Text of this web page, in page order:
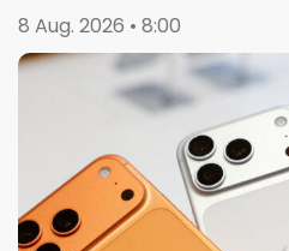
8 Aug. 2026 • 8:00